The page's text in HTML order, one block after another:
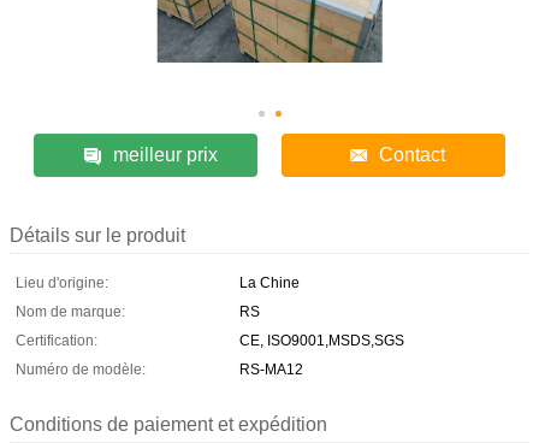
meilleur prix Contact
Détails sur le produit
Lieu d'origine:
La Chine
Nom de marque:
RS
Certification:
CE, ISO9001,MSDS,SGS
Numéro de modèle:
RS-MA12
Conditions de paiement et expédition